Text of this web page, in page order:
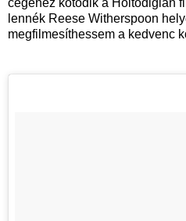
cégéhez kötődik a Holtodiglan
lennék Reese Witherspoon
megfilmesíthessem a kedvenc